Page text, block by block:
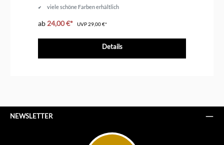
viele schöne Farben erhältlich
ab 24,00 €* UVP29,00 €*
Details
NEWSLETTER